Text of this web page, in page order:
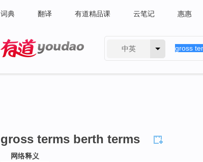
词典 翻译 有道精品课 云笔记 惠惠
中英
gross terms berth terms
网络释义